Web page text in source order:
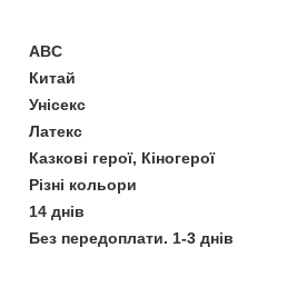
ABC
Китай
Унісекс
Латекс
Казкові герої, Кіногерої
Різні кольори
14 днів
Без передоплати. 1-3 днів